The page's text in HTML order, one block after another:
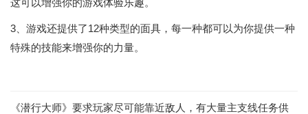
这可以增强你的游戏体验乐趣。
3、游戏还提供了12种类型的面具，每一种都可以为你提供一种
特殊的技能来增强你的力量。
《潜行大师》要求玩家尽可能靠近敌人，有大量主支线任务供